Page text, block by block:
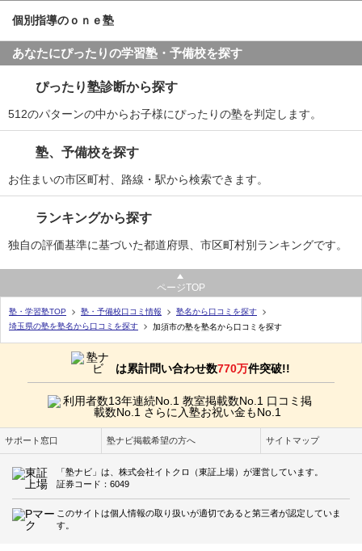
個別指導のｏｎｅ塾
あなたにぴったりの学習塾・予備校を探す
ぴったり塾診断から探す
512のパターンの中からお子様にぴったりの塾を判定します。
塾、予備校を探す
お住まいの市区町村、路線・駅から検索できます。
ランキングから探す
独自の評価基準に基づいた都道府県、市区町村別ランキングです。
ページTOP
塾・学習塾TOP 塾・予備校口コミ情報
塾名から口コミを探す
埼玉県の塾を塾名から口コミを探す
加須市の塾を塾名から口コミを探す
は累計問い合わせ数770万件突破!!
サポート窓口 塾ナビ掲載希望の方へ サイトマップ
「塾ナビ」は、株式会社イトクロ（東証上場）が運営しています。
証券コード：6049
このサイトは個人情報の取り扱いが適切であると第三者が認定していま
す。